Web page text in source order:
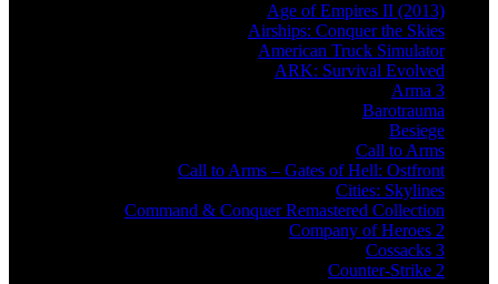
Age of Empires II (2013)
Airships: Conquer the Skies
American Truck Simulator
ARK: Survival Evolved
Arma 3
Barotrauma
Besiege
Call to Arms
Call to Arms – Gates of Hell: Ostfront
Cities: Skylines
Command & Conquer Remastered Collection
Company of Heroes 2
Cossacks 3
Counter-Strike 2